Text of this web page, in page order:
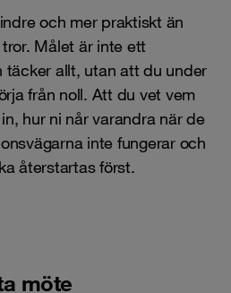
och mer praktiskt än
Målet är inte ett
täcker allt, utan att du under
från noll. Att du vet vem
hur ni når varandra när de
inte fungerar och
återstartas först.
möte